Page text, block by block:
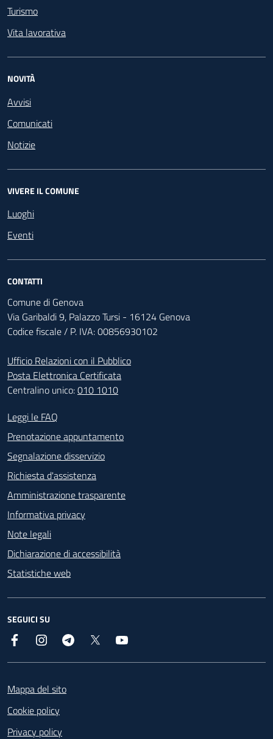
Turismo
Vita lavorativa
NOVITÀ
Avvisi
Comunicati
Notizie
VIVERE IL COMUNE
Luoghi
Eventi
CONTATTI
Comune di Genova
Via Garibaldi 9, Palazzo Tursi - 16124 Genova
Codice fiscale / P. IVA: 00856930102
Ufficio Relazioni con il Pubblico
Posta Elettronica Certificata
Centralino unico:010 1010
Footer - Contatti
Leggi le FAQ
Prenotazione appuntamento
Segnalazione disservizio
Richiesta d'assistenza
Amministrazione trasparente
Informativa privacy
Note legali
Dichiarazione di accessibilità
Statistiche web
SEGUICI SU
Facebook InstagramTelegram
Mappa del sito
Cookie policy
Privacy policy